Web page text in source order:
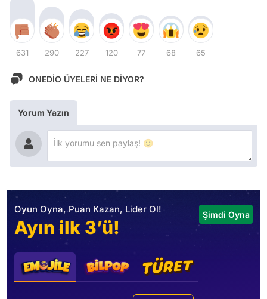
631 290 227 120 77 68 65
ONEDİO ÜYELERİ NE DİYOR?
Yorum Yazın
Oyun Oyna, Puan Kazan, Lider Ol!
Ayın ilk 3’ü!
Şimdi Oyna